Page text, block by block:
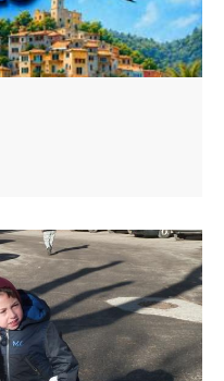
village. Marché